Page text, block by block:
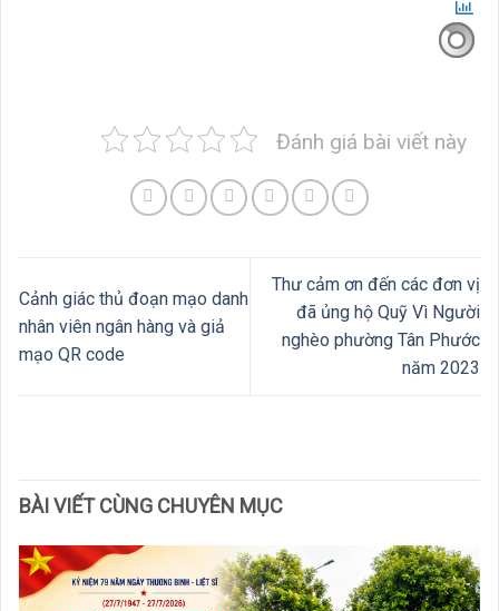
Đánh giá bài viết này
Cảnh giác thủ đoạn mạo danh
nhân viên ngân hàng và giả
mạo QR code
Thư cảm ơn đến các đơn vị
đã ủng hộ Quỹ Vì Người
nghèo phường Tân Phước
năm 2023
BÀI VIẾT CÙNG CHUYÊN MỤC